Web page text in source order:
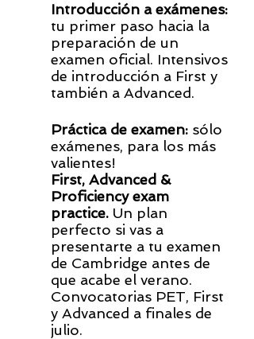
Introducción a exámenes:
tu primer paso hacia la
preparación de un
examen oficial. Intensivos
de introducción a First y
también a Advanced.
Práctica de examen: sólo
exámenes, para los más
valientes!
First, Advanced &
Proficiency exam
practice. Un plan
perfecto si vas a
presentarte a tu examen
de Cambridge antes de
que acabe el verano.
Convocatorias PET, First
y Advanced a finales de
julio.